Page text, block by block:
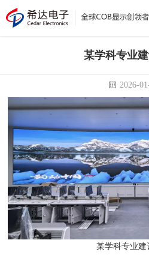
某学科专业
2026-
某学科专业建